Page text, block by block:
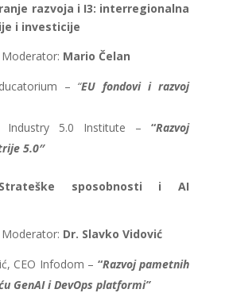
razvoja i I3: interregionalna
i investicije
Mario Čelan
– “EU fondovi i razvoj
Industry 5.0 Institute –“Razvoj
5.0″
sposobnosti i AI
Dr. Slavko Vidović
CEO Infodom – “Razvoj pametnih
GenAI i DevOps platformi”